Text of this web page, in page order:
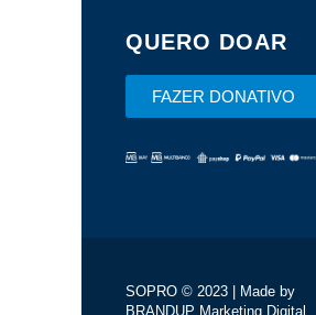
QUERO DOAR
FAZER DONATIVO
SOPRO © 2023 | Made by
BRANDUP Marketing Digital